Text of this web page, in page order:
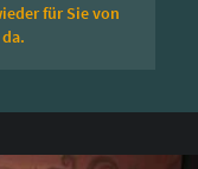
für Sie von